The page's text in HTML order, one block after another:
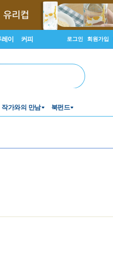
이 커피 로그인 회원가입
작가와의 만남 북펀드